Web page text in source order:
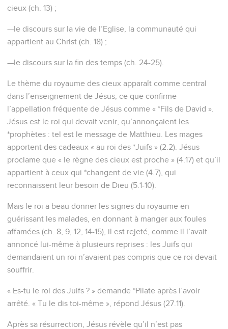
cieux (ch. 13) ;
—le discours sur la vie de l’Eglise, la communauté qui
appartient au Christ (ch. 18) ;
—le discours sur la fin des temps (ch. 24-25).
Le thème du royaume des cieux apparaît comme central
dans l’enseignement de Jésus, ce que confirme
l’appellation fréquente de Jésus comme « *Fils de David ».
Jésus est le roi qui devait venir, qu’annonçaient les
*prophètes : tel est le message de Matthieu. Les mages
apportent des cadeaux « au roi des *Juifs » (2.2). Jésus
proclame que « le règne des cieux est proche » (4.17) et qu’il
appartient à ceux qui *changent de vie (4.7), qui
reconnaissent leur besoin de Dieu (5.1-10).
Mais le roi a beau donner les signes du royaume en
guérissant les malades, en donnant à manger aux foules
affamées (ch. 8, 9, 12, 14-15), il est rejeté, comme il l’avait
annoncé lui-même à plusieurs reprises : les Juifs qui
demandaient un roi n’avaient pas compris que ce roi devait
souffrir.
« Es-tu le roi des Juifs ? » demande *Pilate après l’avoir
arrêté. « Tu le dis toi-même », répond Jésus (27.11).
Après sa résurrection, Jésus révèle qu’il n’est pas